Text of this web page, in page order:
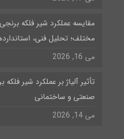
مقایسه عملکرد شیر فلکه
مختلف؛ تحلیل فنی،
می 16, 2026
تأثیر آلیاژ بر عملکرد شیر
صنعتی و ساختمانی
می 14, 2026